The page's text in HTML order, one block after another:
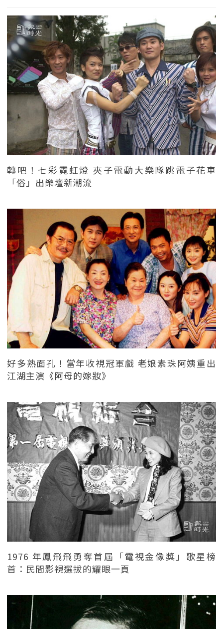
轉吧！七彩霓虹燈 夾子電動大樂隊跳電子花車
「俗」出樂壇新潮流
好多熟面孔！當年收視冠軍戲 老娘素珠阿姨重出
江湖主演《阿母的嫁妝》
1976 年鳳飛飛勇奪首屆「電視金像獎」歌星榜
首：民間影視選拔的耀眼一頁